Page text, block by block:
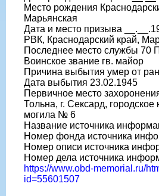
Место рождения
Марьянская
Дата и место призыва
РВК, Краснодарский край,
Последнее место службы 70
Воинское звание гв. майор
Причина выбытия умер от ран
Дата выбытия 23.02.1945
Первичное место
Тольна, г. Сексард,
могила № 6
Название источника
Номер фонда источника
Номер описи источника
Номер дела источника
https://www.obd-memorial.ru/
id=55601507